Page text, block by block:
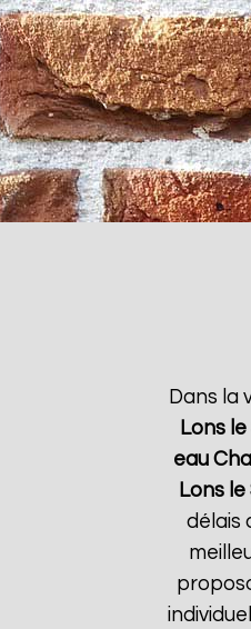
Dans la
Lons
eau
Lons
délais